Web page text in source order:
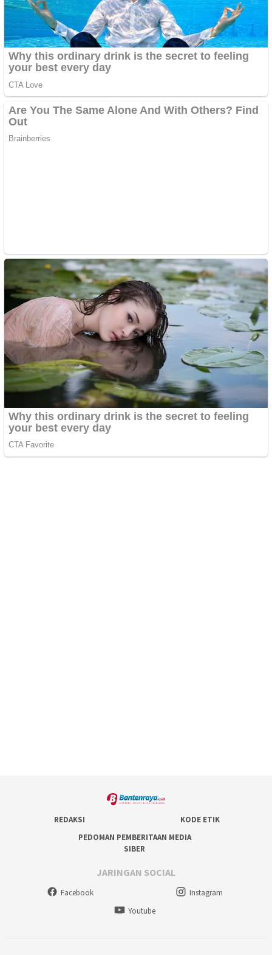
REDAKSI
KODE ETIK
PEDOMAN PEMBERITAAN MEDIA
SIBER
JARINGAN SOCIAL
Facebook
Instagram
Youtube